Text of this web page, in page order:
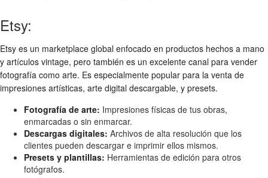
Etsy:
Etsy es un marketplace global enfocado en productos hechos a mano
y artículos vintage, pero también es un excelente canal para vender
fotografía como arte. Es especialmente popular para la venta de
impresiones artísticas, arte digital descargable, y presets.
Fotografía de arte: Impresiones físicas de tus obras,
enmarcadas o sin enmarcar.
Descargas digitales: Archivos de alta resolución que los
clientes pueden descargar e imprimir ellos mismos.
Presets y plantillas: Herramientas de edición para otros
fotógrafos.